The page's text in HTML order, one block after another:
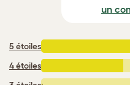
un
5 étoiles
4 étoiles